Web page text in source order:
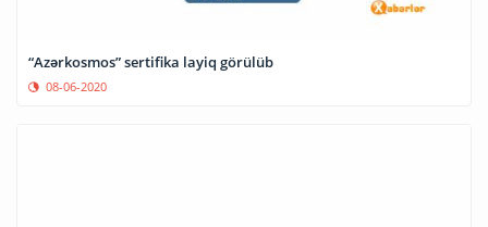
“Azərkosmos” sertifika layiq görülüb
08-06-2020